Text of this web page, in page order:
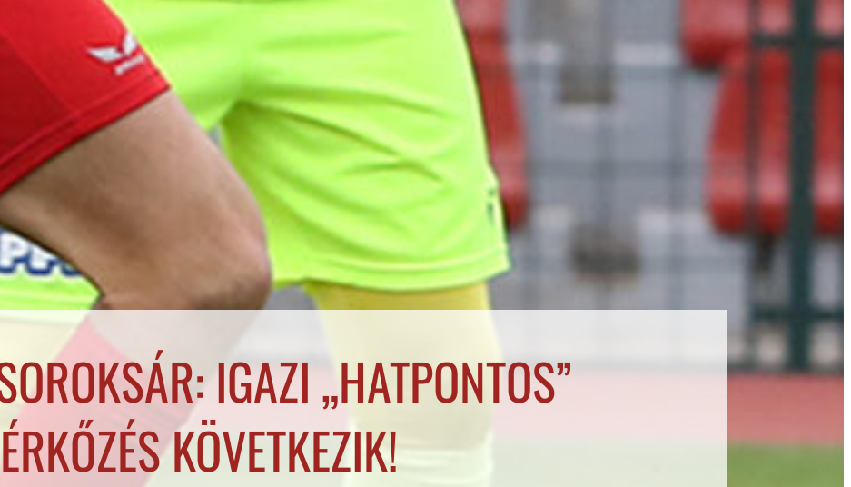
IGAZI „HATPONTOS”
KÖVETKEZIK!